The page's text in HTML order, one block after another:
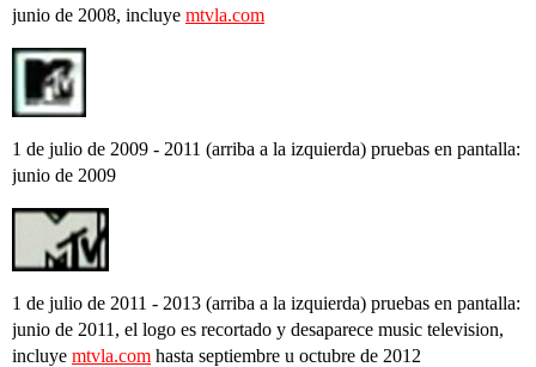
junio de 2008, incluye mtvla.com
1 de julio de 2009 - 2011 (arriba a la izquierda) pruebas en pantalla:
junio de 2009
1 de julio de 2011 - 2013 (arriba a la izquierda) pruebas en pantalla:
junio de 2011, el logo es recortado y desaparece music television,
incluye mtvla.com hasta septiembre u octubre de 2012